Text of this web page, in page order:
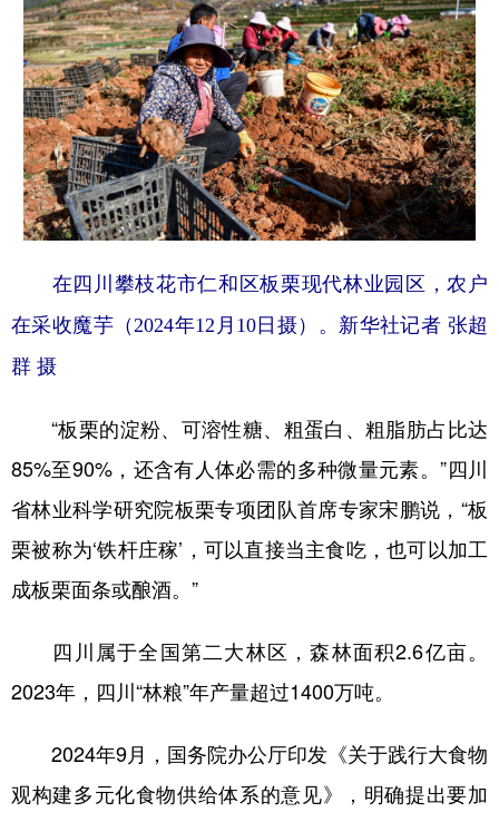
在四川攀枝花市仁和区板栗现代林业园区，农户
在采收魔芋（2024年12月10日摄）。新华社记者 张超
群 摄
“板栗的淀粉、可溶性糖、粗蛋白、粗脂肪占比达
85%至90%，还含有人体必需的多种微量元素。”四川
省林业科学研究院板栗专项团队首席专家宋鹏说，“板
栗被称为‘铁杆庄稼’，可以直接当主食吃，也可以加工
成板栗面条或酿酒。”
四川属于全国第二大林区，森林面积2.6亿亩。
2023年，四川“林粮”年产量超过1400万吨。
2024年9月，国务院办公厅印发《关于践行大食物
观构建多元化食物供给体系的意见》，明确提出要加